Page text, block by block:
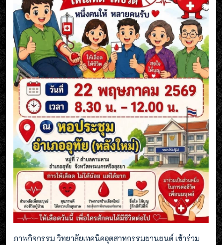
ภาพกิจกรรม วิทยาลัยเทคนิคอุตสาหกรรมยานยนต์ เข้าร่วม